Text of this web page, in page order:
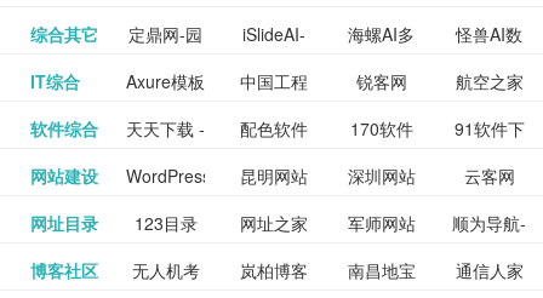
全 频
包括上映
影片的影
讯查询及
_www.sanmao.com.cn_
素材免费
图库
nas论
坛|nas1.cn|nas1|nas
流社区
文写作-AI
毕业设计-
PPT模板
作 - 国内
领先的AI
图片、文
案创作平
讯飞星火-
懂我的AI
助手
更多>>
综合其它 定鼎网-园
林景观建
筑室内设
iSlideAI-
一键生成
PPT模板
海螺AI多
模态大语
言模型
怪兽AI数
字人
九章开物 更多>>
IT综合 Axure模板
网
中国工程
科技知识
中心
锐客网
航空之家
牛品汇
更多>>
软件综合 天天下载 -
绿色精品
软件应用
配色软件
园
170软件
下载站
91软件下
载
yx12345
下载站
更多>>
网站建设 WordPress
主题模板
下载_爱主
昆明网站
建设
深圳网站
建设
云客网
SEO众包
服务平台
深圳网站
建设
更多>>
网址目录 123目录
网
网址之家 军师网站
目录网址
顺为导航-
办公运营
易推分类 更多>>
博客社区 无人机考 岚柏博客 南昌地宝 通信人家